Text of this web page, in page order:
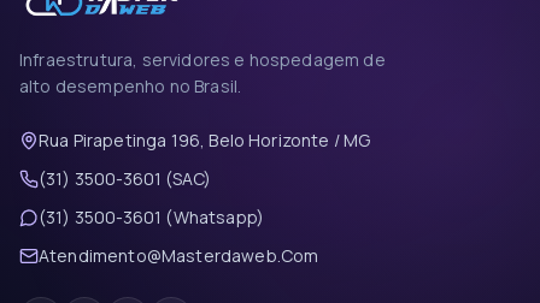
Infraestrutura, servidores e hospedagem de
alto desempenho no Brasil.
Rua Pirapetinga 196, Belo Horizonte / MG
(31) 3500-3601 (SAC)
(31) 3500-3601 (Whatsapp)
Atendimento@Masterdaweb.Com